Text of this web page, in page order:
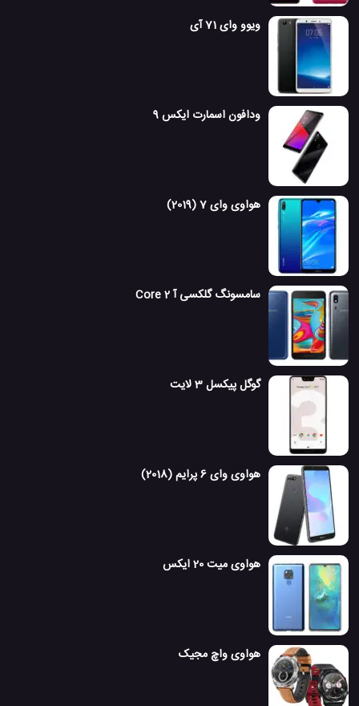
ویوو وای 71 آی
ودافون اسمارت ایکس 9
هواوی وای 7 (2019)
سامسونگ گلکسی آ 2 Core
گوگل پیکسل 3 لایت
هواوی وای 6 پرایم (2018)
هواوی میت 20 ایکس
هواوی واچ مجیک